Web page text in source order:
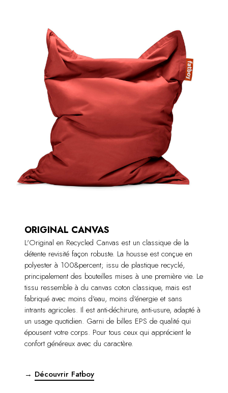
ORIGINAL CANVAS
L'Original en Recycled Canvas est un classique de la
détente revisité façon robuste. La housse est conçue en
polyester à 100&percent; issu de plastique recyclé,
principalement des bouteilles mises à une première vie. Le
tissu ressemble à du canvas coton classique, mais est
fabriqué avec moins d'eau, moins d'énergie et sans
intrants agricoles. Il est anti-déchirure, anti-usure, adapté à
un usage quotidien. Garni de billes EPS de qualité qui
épousent votre corps. Pour tous ceux qui apprécient le
confort généreux avec du caractère.
→ Découvrir Fatboy